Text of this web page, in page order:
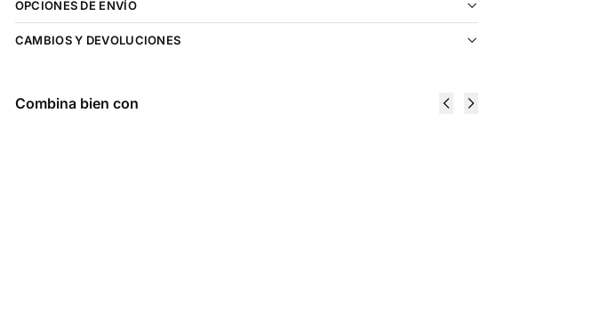
OPCIONES DE ENVÍO
CAMBIOS Y DEVOLUCIONES
Combina bien con